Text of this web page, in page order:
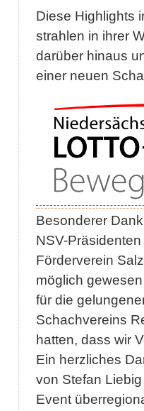
Diese Highlights
strahlen in ihrer
darüber hinaus
einer neuen
Besonderer
NSV-
Förderverein
möglich
für die
Schachvereins
hatten, dass wir
Ein herzliches
von Stefan
Event